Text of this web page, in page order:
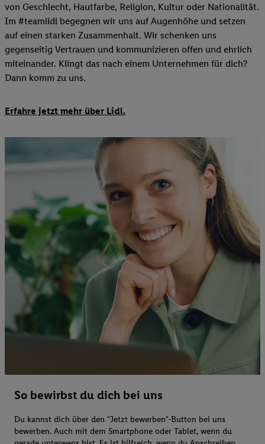
von Geschlecht, Hautfarbe, Religion, Kultur oder Nationalität.
Im #teamlidl begegnen wir uns auf Augenhöhe und setzen
auf einen starken Zusammenhalt. Wir schenken uns
gegenseitig Vertrauen und kommunizieren offen und ehrlich
miteinander. Klingt das nach einem Unternehmen für dich?
Dann komm zu uns.​
Erfahre jetzt mehr über Lidl.
So bewirbst du dich bei uns
Du kannst dich über den "Jetzt bewerben"-Button bei uns
bewerben. Auch mit dem Smartphone oder Tablet, wenn du